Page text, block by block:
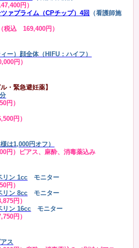
円）
ァプライム（CPチップ）4回
（看護師施
税込 169,400円）
ー）顔全体（HIFU：ハイフ）
円）
・緊急避妊薬】
円）
円）
は1,000円オフ）
円）ピアス、麻酔、消毒薬込み
リン 1cc モニター
円）
リン 8cc モニター
円）
リン 16cc
モニター
円）
ス